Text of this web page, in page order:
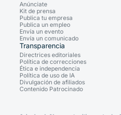
Anúnciate
Kit de prensa
Publica tu empresa
Publica un empleo
Envía un evento
Envía un comunicado
Transparencia
Directrices editoriales
Política de correcciones
Ética e independencia
Política de uso de IA
Divulgación de afiliados
Contenido Patrocinado